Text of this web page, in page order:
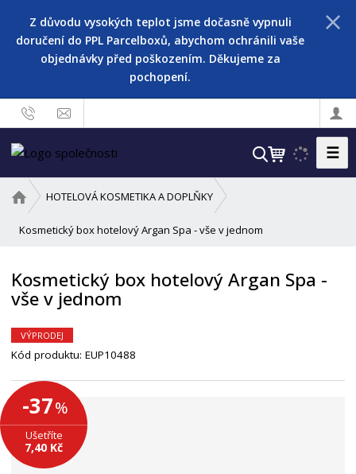
Z důvodu vysokých teplot jsme dočasně vypnuli
doručení do PPL Parcelboxů, abychom ochránili vaše
objednávky před poškozením. Děkujeme za
pochopení.
V
t
☰
v
o
í
s
r
a
a
HOTELOVÁ KOSMETIKA A DOPLŇKY
Kosmetický box hotelový Argan Spa - vše v jednom
Kosmetický box hotelový Argan Spa -
vše v jednom
VÝPRODEJ
Kód produktu:EUP10488
-37%
Ušetříte
7,40 Kč